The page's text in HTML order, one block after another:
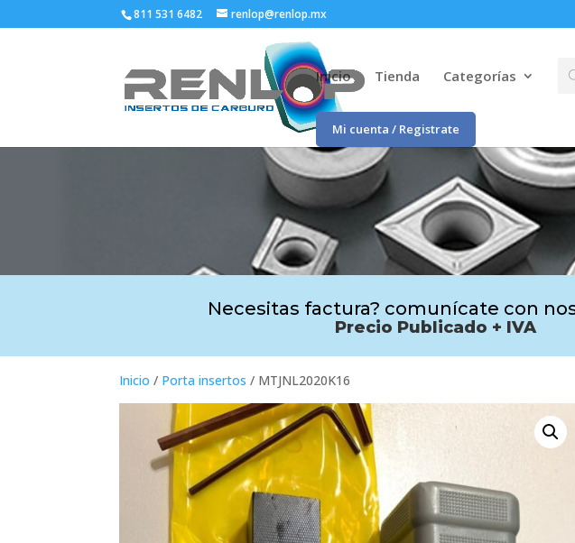
811 531 6482 renlop@renlop.mx
Inicio Tienda Categorías de
Mi cuenta / Registrate
Necesitas factura? comunícate con
Precio Publicado + IVA
Inicio / Porta insertos / MTJNL2020K16